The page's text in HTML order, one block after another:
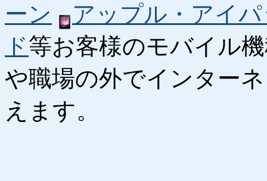
ーン
アップル・アイ
ド等お客様のモバイル
や職場の外でインター
えます。